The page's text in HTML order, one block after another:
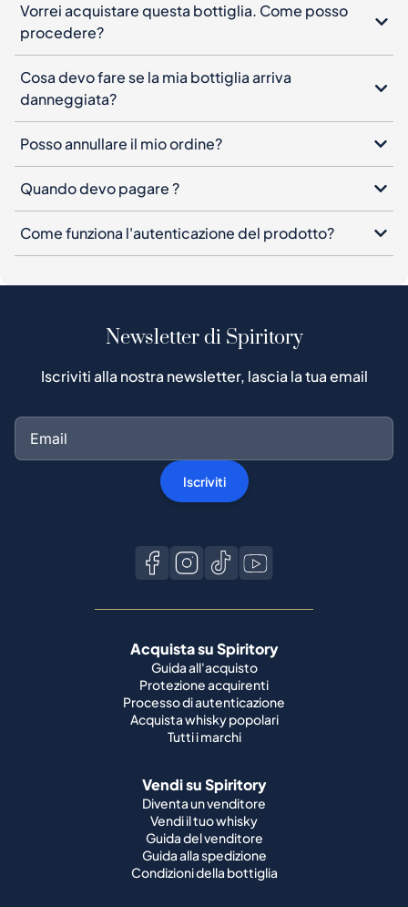
Vorrei acquistare questa bottiglia. Come posso
procedere?
Cosa devo fare se la mia bottiglia arriva
danneggiata?
Posso annullare il mio ordine?
Quando devo pagare ?
Come funziona l'autenticazione del prodotto?
Newsletter di Spiritory
Iscriviti alla nostra newsletter, lascia la tua email
Iscriviti
Acquista su Spiritory
Guida all'acquisto
Protezione acquirenti
Processo di autenticazione
Acquista whisky popolari
Tutti i marchi
Vendi su Spiritory
Diventa un venditore
Vendi il tuo whisky
Guida del venditore
Guida alla spedizione
Condizioni della bottiglia